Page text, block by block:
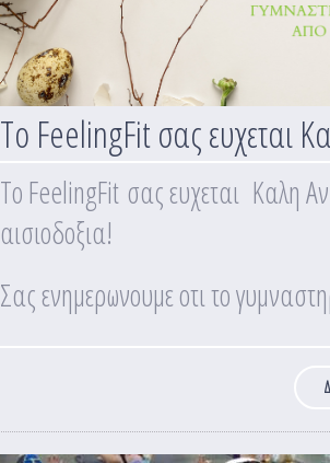
Το FeelingFit σας ευχεται
Το FeelingFit σας ευχεται Καλη
αισιοδοξια!
Σας ενημερωνουμε οτι το